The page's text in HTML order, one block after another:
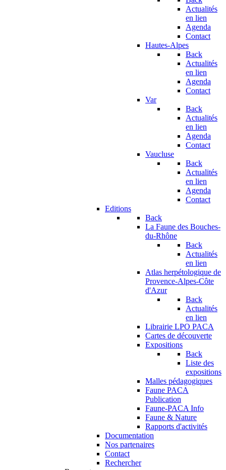
Actualités
en lien
Agenda
Contact
Hautes-Alpes
Back
Actualités
en lien
Agenda
Contact
Var
Back
Actualités
en lien
Agenda
Contact
Vaucluse
Back
Actualités
en lien
Agenda
Contact
Editions
Back
La Faune des Bouches-
du-Rhône
Back
Actualités
en lien
Atlas herpétologique de
Provence-Alpes-Côte
d'Azur
Back
Actualités
en lien
Librairie LPO PACA
Cartes de découverte
Expositions
Back
Liste des
expositions
Malles pédagogiques
Faune PACA
Publication
Faune-PACA Info
Faune & Nature
Rapports d'activités
Documentation
Nos partenaires
Contact
Rechercher